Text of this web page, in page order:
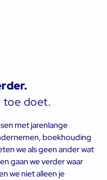
toe doet.
met jarenlange
boekhouding
we als geen ander wat
gaan we verder waar
we niet alleen je